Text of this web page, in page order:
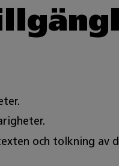
och tolkning av